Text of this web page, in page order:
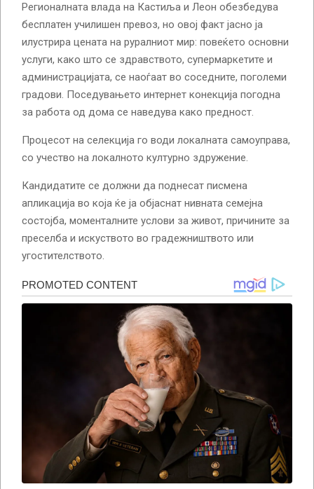
Регионалната влада на Кастиља и Леон обезбедува
бесплатен училишен превоз, но овој факт јасно ја
илустрира цената на руралниот мир: повеќето основни
услуги, како што се здравството, супермаркетите и
администрацијата, се наоѓаат во соседните, поголеми
градови. Поседувањето интернет конекција погодна
за работа од дома се наведува како предност.
Процесот на селекција го води локалната самоуправа,
со учество на локалното културно здружение.
Кандидатите се должни да поднесат писмена
апликација во која ќе ја објаснат нивната семејна
состојба, моменталните услови за живот, причините за
преселба и искуството во градежништвото или
угостителството.